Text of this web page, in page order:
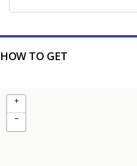
HOW TO GET
+
−